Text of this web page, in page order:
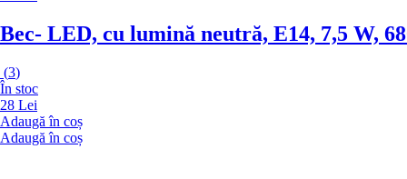
Bec- LED, cu lumină neutră, E14, 7,5 W,
(3)
În stoc
28 Lei
Adaugă în coș
Adaugă în coș